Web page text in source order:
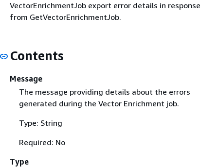
VectorEnrichmentJob export error details in response
from GetVectorEnrichmentJob.
Contents
Message
The message providing details about the errors
generated during the Vector Enrichment job.
Type: String
Required: No
Type